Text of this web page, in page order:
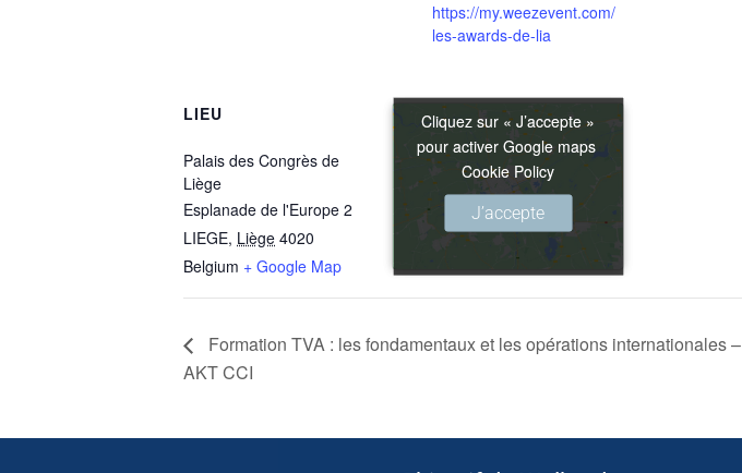
https://my.weezevent.com/
les-awards-de-lia
LIEU
Palais des Congrès de
Liège
Esplanade de l'Europe 2
LIEGE, Liège 4020
Belgium + Google Map
Cliquez sur « J’accepte »
pour activer Google maps
Cookie Policy
J’accepte
Cliquez sur « J’accepte »
pour activer Google maps
Cookie Policy
J’accepte
Formation TVA : les fondamentaux et les opérations internationales –
AKT CCI